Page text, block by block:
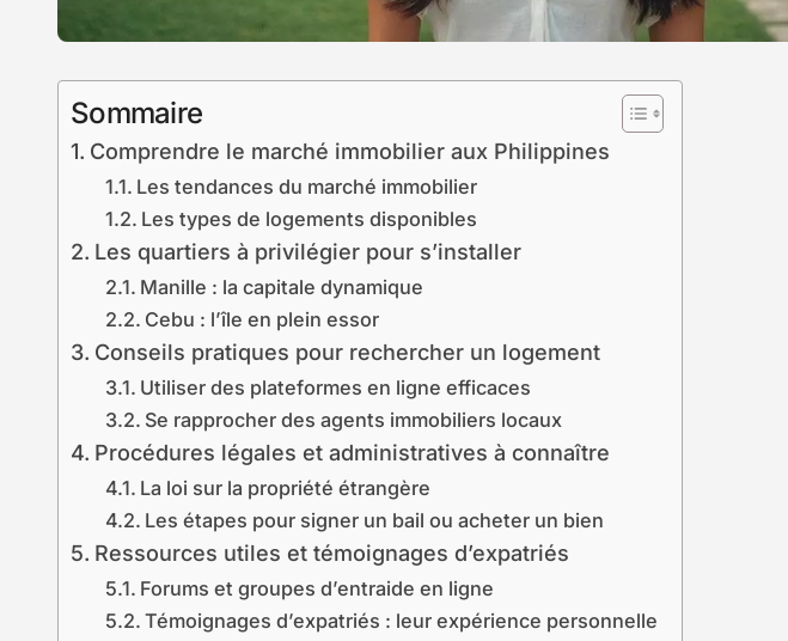
Sommaire
Comprendre le marché immobilier aux Philippines
Les tendances du marché immobilier
Les types de logements disponibles
Les quartiers à privilégier pour s’installer
Manille : la capitale dynamique
Cebu : l’île en plein essor
Conseils pratiques pour rechercher un logement
Utiliser des plateformes en ligne efficaces
Se rapprocher des agents immobiliers locaux
Procédures légales et administratives à connaître
La loi sur la propriété étrangère
Les étapes pour signer un bail ou acheter un bien
Ressources utiles et témoignages d’expatriés
Forums et groupes d’entraide en ligne
Témoignages d’expatriés : leur expérience personnelle